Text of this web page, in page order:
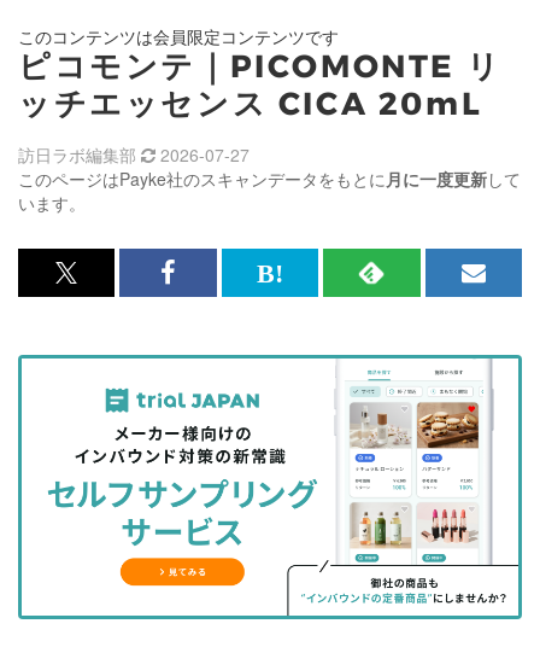
このコンテンツは会員限定コンテンツです
ピコモンテ｜PICOMONTE リ
ッチエッセンス CICA 20mL
このページはPayke社のスキャンデータをもとに月に一度更新して
います。
訪日ラボ編集部 2026-07-27
x<br>
記
を
シ
ェ
る
Facebook<br>
記
事
を
シ
ェ
ア
す
る
は
な
ッ
ク
マ
に
RSS
記
事
を
購
読
す
る
メ
マ
ガ
登
録
す
る